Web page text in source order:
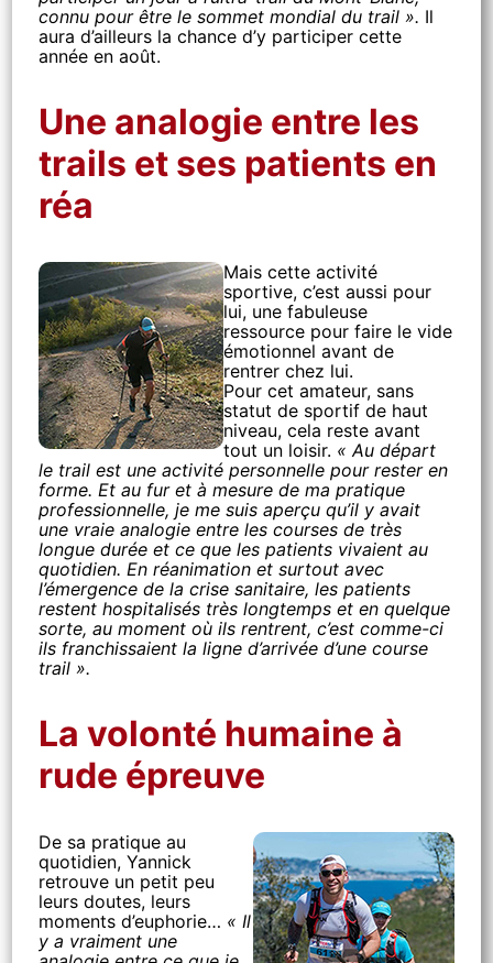
connu pour être le sommet mondial du trail ». Il
aura d’ailleurs la chance d’y participer cette
année en août.
Une analogie entre les
trails et ses patients en
réa
Mais cette activité
sportive, c’est aussi pour
lui, une fabuleuse
ressource pour faire le vide
émotionnel avant de
rentrer chez lui.
Pour cet amateur, sans
statut de sportif de haut
niveau, cela reste avant
tout un loisir. « Au départ
le trail est une activité personnelle pour rester en
forme. Et au fur et à mesure de ma pratique
professionnelle, je me suis aperçu qu’il y avait
une vraie analogie entre les courses de très
longue durée et ce que les patients vivaient au
quotidien. En réanimation et surtout avec
l’émergence de la crise sanitaire, les patients
restent hospitalisés très longtemps et en quelque
sorte, au moment où ils rentrent, c’est comme-ci
ils franchissaient la ligne d’arrivée d’une course
trail ».
La volonté humaine à
rude épreuve
De sa pratique au
quotidien, Yannick
retrouve un petit peu
leurs doutes, leurs
moments d’euphorie… « Il
y a vraiment une